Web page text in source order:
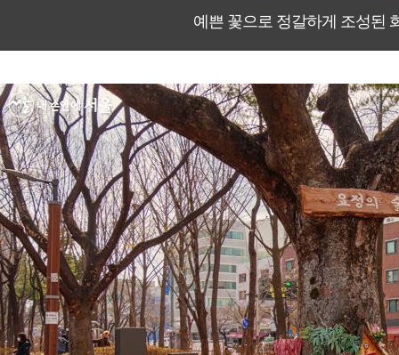
예쁜 꽃으로 정갈하게 조성된